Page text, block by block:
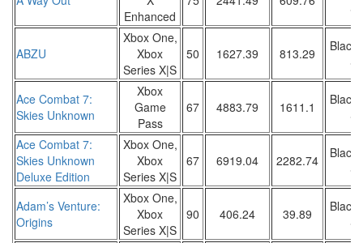
Enhanced
ABZU
Xbox One,
Xbox
Series X|S
50 1627.39 813.29
Black
Ace Combat 7:
Skies Unknown
Xbox
Game
Pass
67 4883.79 1611.1
Black
Ace Combat 7:
Skies Unknown
Deluxe Edition
Xbox One,
Xbox
Series X|S
67 6919.04 2282.74
Black
Adam’s Venture:
Origins
Xbox One,
Xbox
Series X|S
90 406.24 39.89
Black